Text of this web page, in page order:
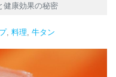
健康効果の秘密
, 料理, 牛タン